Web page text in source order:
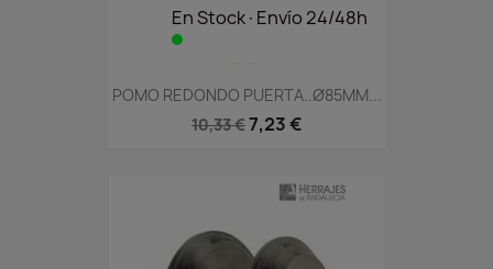
En Stock·Envío 24/48h
POMO REDONDO PUERTA..Ø85MM...
10,33 €7,23 €